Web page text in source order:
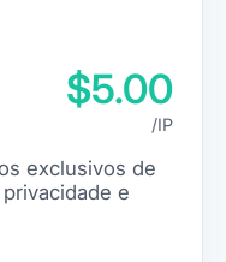
$5.00
/IP
exclusivos de
e